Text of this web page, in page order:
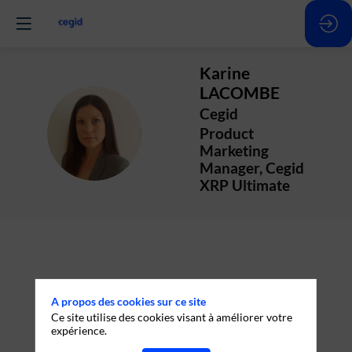
KL
Karine
LACOMBE
Cegid
Product
Marketing
Manager, Cegid
XRP Ultimate
A propos des cookies sur ce site
Ce site utilise des cookies visant à améliorer votre
expérience.